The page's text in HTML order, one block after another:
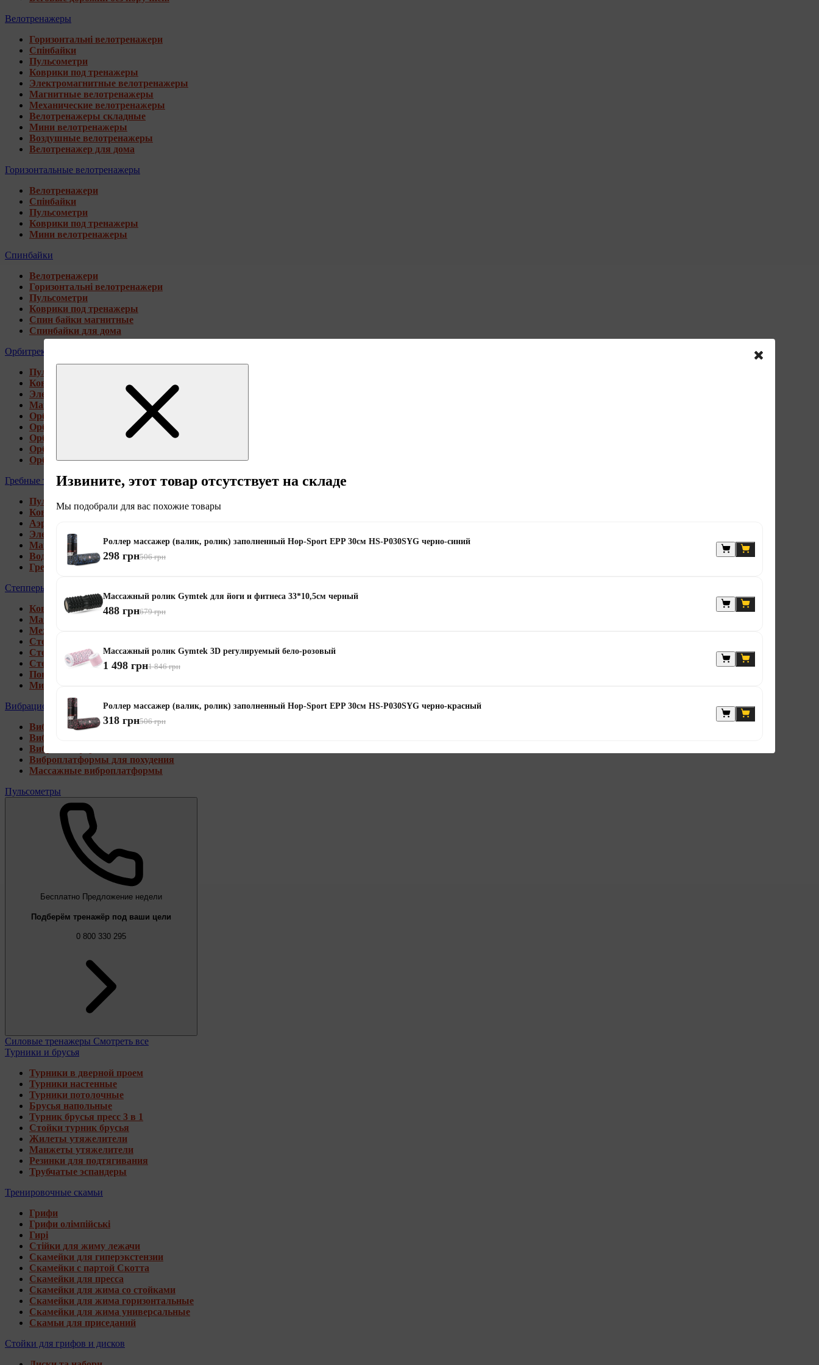
Велотренажеры
Горизонтальні велотренажери
Спінбайки
Пульсометри
Коврики под тренажеры
Электромагнитные велотренажеры
Магнитные велотренажеры
Механические велотренажеры
Велотренажеры складные
Мини велотренажеры
Воздушные велотренажеры
Велотренажер для дома
Горизонтальные велотренажеры
Велотренажери
Спінбайки
Пульсометри
Коврики под тренажеры
Мини велотренажеры
Спинбайки
Велотренажери
Горизонтальні велотренажери
Пульсометри
Коврики под тренажеры
Спин байки магнитные
Спинбайки для дома
Орбитреки
Пульсометри
Коврики под тренажеры
Электромагнитные орбитреки
Магнитные орбитреки
Орбитреки переднеприводные
Орбитреки заднеприводные
Орбитреки для высоких пользователей
Орбитреки генераторные
Орбитреки для дома
Гребные тренажеры
Пульсометри
Коврики под тренажеры
Аэромагнитные гребные тренажеры
Электромагнитные гребные тренажеры
Магнитные гребные тренажеры
Водные гребные тренажеры
Гребные тренажеры для дома
Степперы
Коврики под тренажеры
Магнитные степперы
Механические степперы
Степперы со стойкой
Степперы с эспандерами
Степперы с рукоятками
Поворотные степперы
Мини степперы
Вибрационные платформы
Виброплатформы для дома
Виброплатформы 4D
Виброплатформы 3D
Виброплатформы для похудения
Массажные виброплатформы
Пульсометры
Бесплатно Предложение недели
Подберём тренажёр под ваши цели
0 800 330 295
Силовые тренажеры Смотреть все
Турники и брусья
Турники в дверной проем
Турники настенные
Турники потолочные
Брусья напольные
Турник брусья пресс 3 в 1
Стойки турник брусья
Жилеты утяжелители
Манжеты утяжелители
Резинки для подтягивания
Трубчатые эспандеры
Тренировочные скамьи
Грифи
Грифи олімпійські
Гирі
Стійки для жиму лежачи
Скамейки для гиперэкстензии
Скамейки с партой Скотта
Скамейки для пресса
Скамейки для жима со стойками
Скамейки для жима горизонтальные
Скамейки для жима универсальные
Скамьи для приседаний
Стойки для грифов и дисков
Извините, этот товар отсутствует на складе
Мы подобрали для вас похожие товары
Роллер массажер (валик, ролик) заполненный Hop-Sport EPP 30см HS-P030SYG черно-синий
298 грн506 грн
Массажный ролик Gymtek для йоги и фитнеса 33*10,5см черный
488 грн679 грн
Массажный ролик Gymtek 3D регулируемый бело-розовый
1 498 грн1 846 грн
Роллер массажер (валик, ролик) заполненный Hop-Sport EPP 30см HS-P030SYG черно-красный
318 грн506 грн